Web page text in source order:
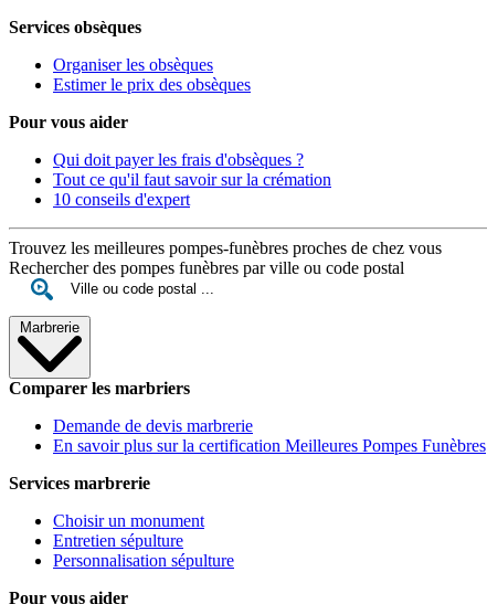
Services obsèques
Organiser les obsèques
Estimer le prix des obsèques
Pour vous aider
Qui doit payer les frais d'obsèques ?
Tout ce qu'il faut savoir sur la crémation
10 conseils d'expert
Trouvez les meilleures pompes-funèbres proches de chez vous
Rechercher des pompes funèbres par ville ou code postal
Marbrerie
Comparer les marbriers
Demande de devis marbrerie
En savoir plus sur la certification Meilleures Pompes Funèbres
Services marbrerie
Choisir un monument
Entretien sépulture
Personnalisation sépulture
Pour vous aider